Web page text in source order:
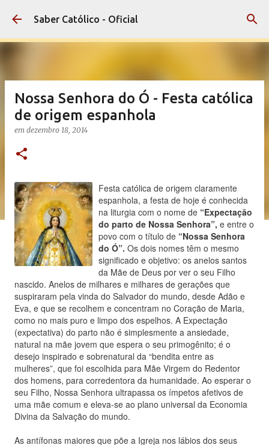
Pular para o conteúdo principal
Saber Católico - Oficial
Nossa Senhora do Ó - Festa católica
de origem espanhola
em dezembro 18, 2014
Festa católica de origem claramente
espanhola, a festa de hoje é conhecida
na liturgia com o nome de “Expectação
do parto de Nossa Senhora”, e entre o
povo com o título de “Nossa Senhora
do Ó”. Os dois nomes têm o mesmo
significado e objetivo: os anelos santos
da Mãe de Deus por ver o seu Filho
nascido. Anelos de milhares e milhares de gerações que
suspiraram pela vinda do Salvador do mundo, desde Adão e
Eva, e que se recolhem e concentram no Coração de Maria,
como no mais puro e limpo dos espelhos. A Expectação
(expectativa) do parto não é simplesmente a ansiedade,
natural na mãe jovem que espera o seu primogênito; é o
desejo inspirado e sobrenatural da “bendita entre as
mulheres”, que foi escolhida para Mãe Virgem do Redentor
dos homens, para corredentora da humanidade. Ao esperar o
seu Filho, Nossa Senhora ultrapassa os ímpetos afetivos de
uma mãe comum e eleva-se ao plano universal da Economia
Divina da Salvação do mundo.
As antífonas maiores que põe a Igreja nos lábios dos seus